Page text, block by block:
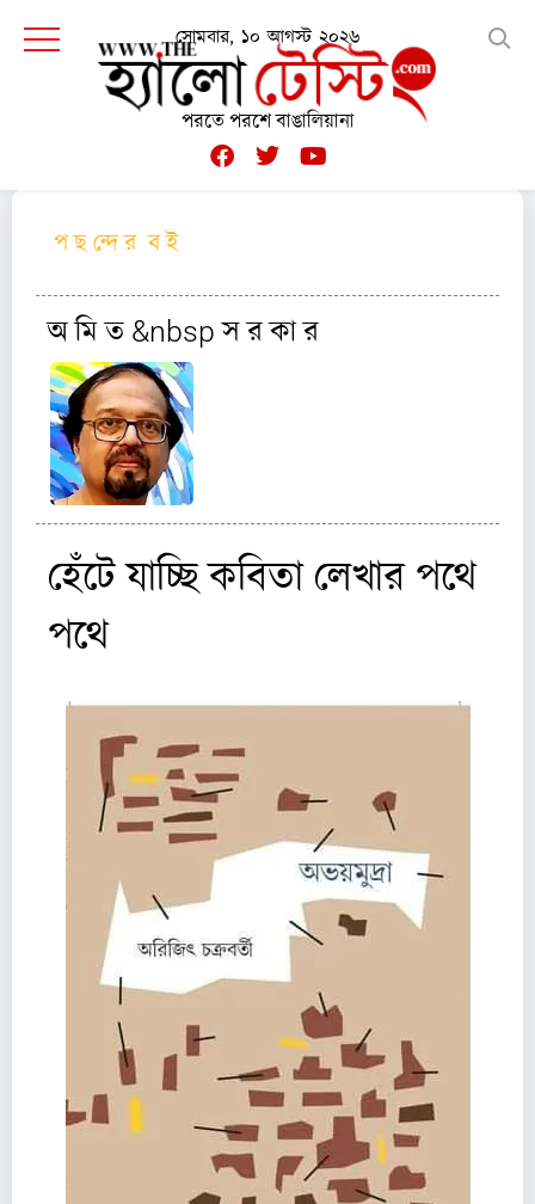
সোমবার, ১০ আগস্ট ২০২৬
পরতে পরশে বাঙালিয়ানা
প ছ ন্দে র ব ই
অ মি ত &nbsp স র কা র
হেঁটে যাচ্ছি কবিতা লেখার পথে
পথে